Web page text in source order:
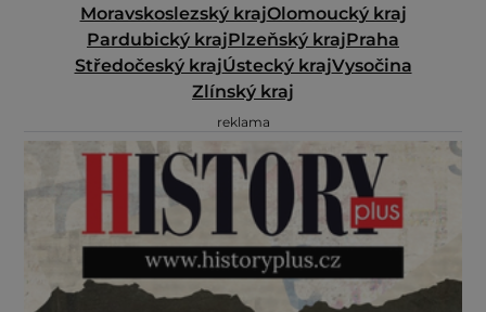
Moravskoslezský krajOlomoucký kraj
Pardubický krajPlzeňský krajPraha
Středočeský krajÚstecký krajVysočina
Zlínský kraj
reklama